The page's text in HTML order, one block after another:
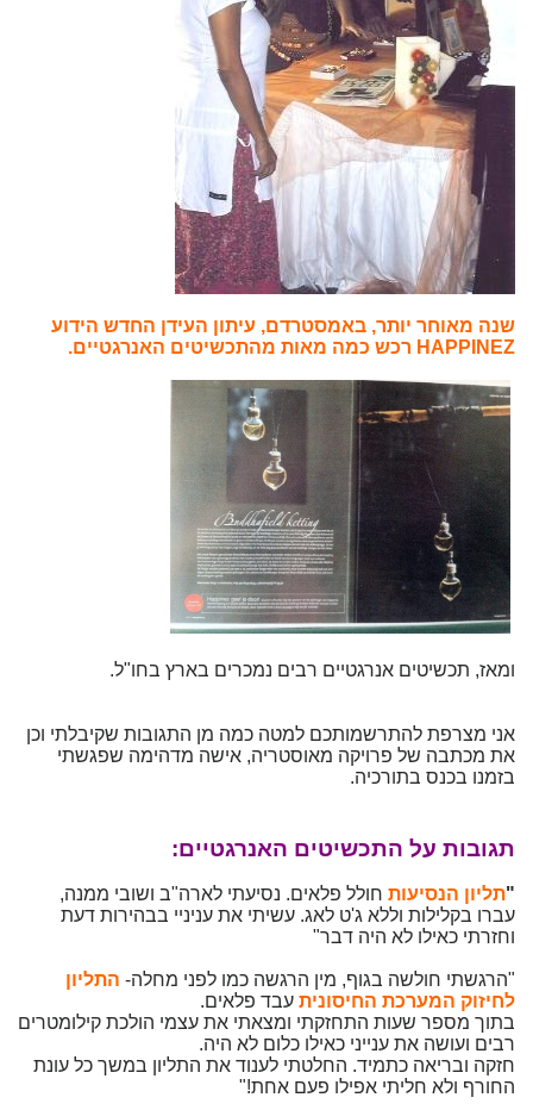
שנה מאוחר יותר, באמסטרדם, עיתון העידן החדש הידוע
HAPPINEZ רכש כמה מאות מהתכשיטים האנרגטיים.
ומאז, תכשיטים אנרגטיים רבים נמכרים בארץ בחו"ל.
אני מצרפת להתרשמותכם למטה כמה מן התגובות שקיבלתי וכן
את מכתבה של פרויקה מאוסטריה, אישה מדהימה שפגשתי
בזמנו בכנס בתורכיה.
תגובות על התכשיטים האנרגטיים:
"תליון הנסיעות חולל פלאים. נסיעתי לארה"ב ושובי ממנה,
עברו בקלילות וללא ג'ט לאג. עשיתי את עניניי בבהירות דעת
וחזרתי כאילו לא היה דבר"
"הרגשתי חולשה בגוף, מין הרגשה כמו לפני מחלה- התליון
לחיזוק המערכת החיסונית עבד פלאים.
בתוך מספר שעות התחזקתי ומצאתי את עצמי הולכת קילומטרים
רבים ועושה את ענייני כאילו כלום לא היה.
חזקה ובריאה כתמיד. החלטתי לענוד את התליון במשך כל עונת
החורף ולא חליתי אפילו פעם אחת!"